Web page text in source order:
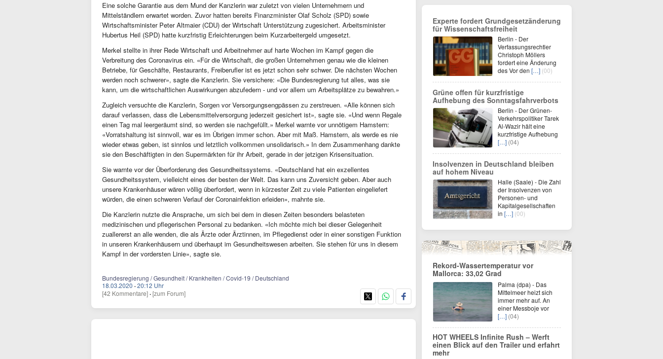
Eine solche Garantie aus dem Mund der Kanzlerin war zuletzt von vielen Unternehmern und
Mittelständlern erwartet worden. Zuvor hatten bereits Finanzminister Olaf Scholz (SPD) sowie
Wirtschaftsminister Peter Altmaier (CDU) der Wirtschaft Unterstützung zugesichert. Arbeitsminister
Hubertus Heil (SPD) hatte kurzfristig Erleichterungen beim Kurzarbeitergeld umgesetzt.
Merkel stellte in ihrer Rede Wirtschaft und Arbeitnehmer auf harte Wochen im Kampf gegen die
Verbreitung des Coronavirus ein. «Für die Wirtschaft, die großen Unternehmen genau wie die kleinen
Betriebe, für Geschäfte, Restaurants, Freiberufler ist es jetzt schon sehr schwer. Die nächsten Wochen
werden noch schwerer», sagte die Kanzlerin. Sie versichere: «Die Bundesregierung tut alles, was sie
kann, um die wirtschaftlichen Auswirkungen abzufedern - und vor allem um Arbeitsplätze zu bewahren.»
Zugleich versuchte die Kanzlerin, Sorgen vor Versorgungsengpässen zu zerstreuen. «Alle können sich
darauf verlassen, dass die Lebensmittelversorgung jederzeit gesichert ist», sagte sie. «Und wenn Regale
einen Tag mal leergeräumt sind, so werden sie nachgefüllt.» Merkel warnte vor unnötigem Hamstern:
«Vorratshaltung ist sinnvoll, war es im Übrigen immer schon. Aber mit Maß. Hamstern, als werde es nie
wieder etwas geben, ist sinnlos und letztlich vollkommen unsolidarisch.» In dem Zusammenhang dankte
sie den Beschäftigten in den Supermärkten für ihr Arbeit, gerade in der jetzigen Krisensituation.
Sie warnte vor der Überforderung des Gesundheitssystems. «Deutschland hat ein exzellentes
Gesundheitssystem, vielleicht eines der besten der Welt. Das kann uns Zuversicht geben. Aber auch
unsere Krankenhäuser wären völlig überfordert, wenn in kürzester Zeit zu viele Patienten eingeliefert
würden, die einen schweren Verlauf der Coronainfektion erleiden», mahnte sie.
Die Kanzlerin nutzte die Ansprache, um sich bei dem in diesen Zeiten besonders belasteten
medizinischen und pflegerischen Personal zu bedanken. «Ich möchte mich bei dieser Gelegenheit
zuallererst an alle wenden, die als Ärzte oder Ärztinnen, im Pflegedienst oder in einer sonstigen Funktion
in unseren Krankenhäusern und überhaupt im Gesundheitswesen arbeiten. Sie stehen für uns in diesem
Kampf in der vordersten Linie», sagte sie.
Bundesregierung / Gesundheit / Krankheiten / Covid-19 / Deutschland
18.03.2020 ·20:12 Uhr
[42 Kommentare] ·[zum Forum]
Experte fordert Grundgesetzänderung
für Wissenschaftsfreiheit
Berlin - Der
Verfassungsrechtler
Christoph Möllers
fordert eine Änderung
des Vor den […] (00)
Grüne offen für kurzfristige
Aufhebung des Sonntagsfahrverbots
Berlin - Der Grünen-
Verkehrspolitiker Tarek
Al-Wazir hält eine
kurzfristige Aufhebung
[…] (04)
Insolvenzen in Deutschland bleiben
auf hohem Niveau
Halle (Saale) - Die Zahl
der Insolvenzen von
Personen- und
Kapitalgesellschaften
in […] (00)
Rekord-Wassertemperatur vor
Mallorca: 33,02 Grad
Palma (dpa) - Das
Mittelmeer heizt sich
immer mehr auf. An
einer Messboje vor
[…] (04)
HOT WHEELS Infinite Rush – Werft
einen Blick auf den Trailer und erfahrt
mehr